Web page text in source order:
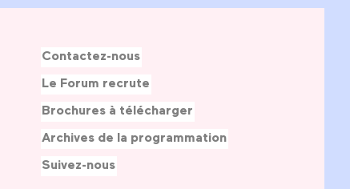
Contactez-nous
Le Forum recrute
Brochures à télécharger
Archives de la programmation
Suivez-nous